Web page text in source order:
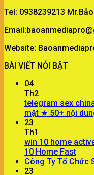
Tel: 0938239213 Mr.Bảo
Website:
BÀI VIẾT NỖI BẬT
04
Th2
telegram sex
mật ★ 50+ nội
23
Th1
win 10 home
10 Home Fast
Công Ty Tổ Chức
23